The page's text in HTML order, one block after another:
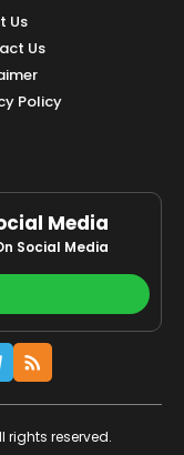
Us
Us
Policy
Media
Social Media
reserved.